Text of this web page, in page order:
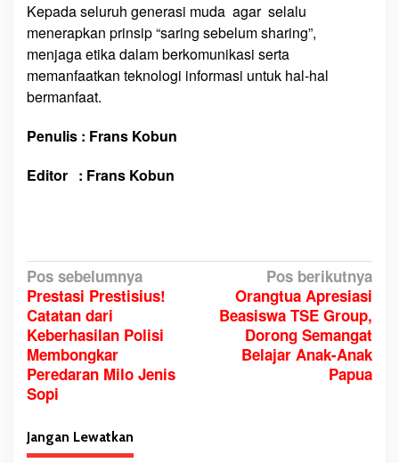
Kepada seluruh generasi muda agar selalu
menerapkan prinsip “saring sebelum sharing”,
menjaga etika dalam berkomunikasi serta
memanfaatkan teknologi informasi untuk hal-hal
bermanfaat.
Penulis : Frans Kobun
Editor : Frans Kobun
N
a
v
i
g
a
i
Pos sebelumnya
Prestasi Prestisius!
Catatan dari
Keberhasilan Polisi
Membongkar
Peredaran Milo Jenis
Sopi
Pos berikutnya
Orangtua Apresiasi
Beasiswa TSE Group,
Dorong Semangat
Belajar Anak-Anak
Papua
Jangan Lewatkan